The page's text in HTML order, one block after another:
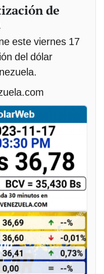
de
este viernes 17
del dólar